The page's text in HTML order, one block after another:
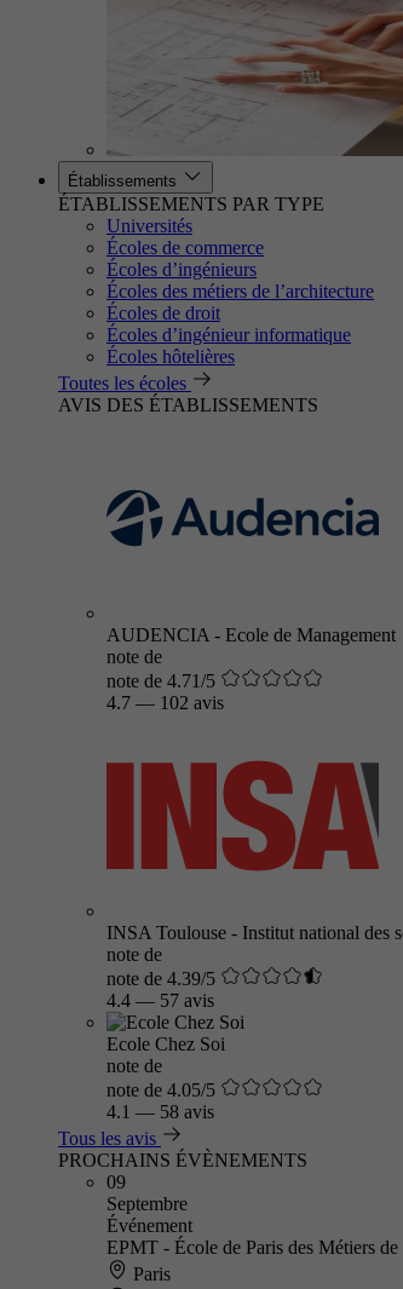
Établissements
ÉTABLISSEMENTS PAR TYPE
Universités
Écoles de commerce
Écoles d’ingénieurs
Écoles des métiers de l’architecture
Écoles de droit
Écoles d’ingénieur informatique
Écoles hôtelières
Toutes les écoles
AVIS DES ÉTABLISSEMENTS
AUDENCIA - Ecole de Management
note de
note de 4.71/5
4.7 — 102 avis
INSA Toulouse - Institut national des
note de
note de 4.39/5
4.4 — 57 avis
Ecole Chez Soi
note de
note de 4.05/5
4.1 — 58 avis
Tous les avis
PROCHAINS ÉVÈNEMENTS
09
Septembre
Événement
EPMT - École de Paris des Métiers de
Paris